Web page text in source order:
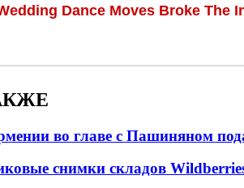
во главе с Пашиняном
снимки складов